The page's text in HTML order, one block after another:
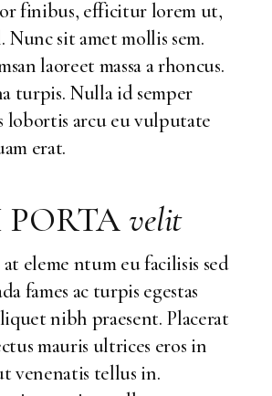
finibus, efficitur lorem ut,
Nunc sit amet mollis sem.
laoreet massa a rhoncus.
turpis. Nulla id semper
lobortis arcu eu vulputate
erat.
velit
eleme ntum eu facilisis sed
fames ac turpis egestas
nibh praesent. Placerat
mauris ultrices eros in
venenatis tellus in.